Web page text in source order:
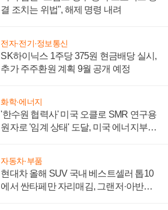
결 조치는 위법", 해제 명령 내려
전자·전기·정보통신
SK하이닉스 1주당 375원 현금배당 실시,
추가 주주환원 계획 9월 공개 예정
화학·에너지
'한수원 협력사' 미국 오클로 SMR 연구용
원자로 '임계 상태' 도달, 미국 에너지부
자동차·부품
현대차 올해 SUV 국내 베스트셀러 톱10
에서 싼타페만 자리매김, 그랜저·아반떼